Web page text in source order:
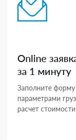
Online
за 1 минуту
Заполните форму
параметрами
расчет